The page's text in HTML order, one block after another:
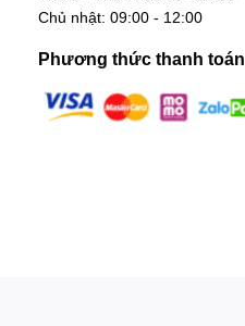
Chủ nhật: 09:00 - 12:00
Phương thức thanh toán